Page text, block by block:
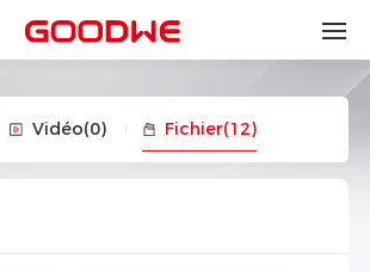
Vidéo(0) Fichier(12)